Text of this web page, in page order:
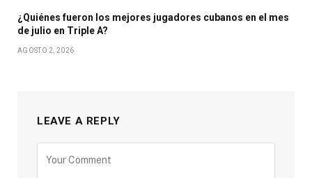
¿Quiénes fueron los mejores jugadores cubanos en el mes
de julio en Triple A?
AGOSTO 2, 2026
LEAVE A REPLY